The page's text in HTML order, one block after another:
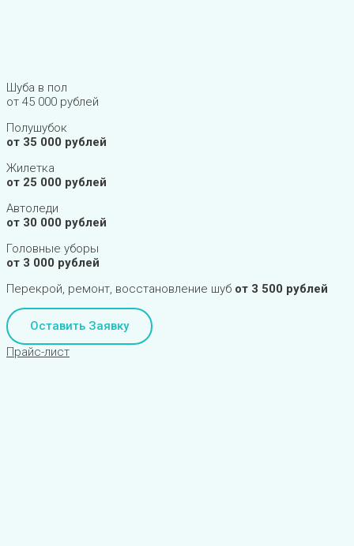
Шуба в пол
от 45 000 рублей
Полушубок
от 35 000 рублей
Жилетка
от 25 000 рублей
Автоледи
от 30 000 рублей
Головные уборы
от 3 000 рублей
Перекрой, ремонт, восстановление шуб от 3 500 рублей
Оставить Заявку
Прайс-лист